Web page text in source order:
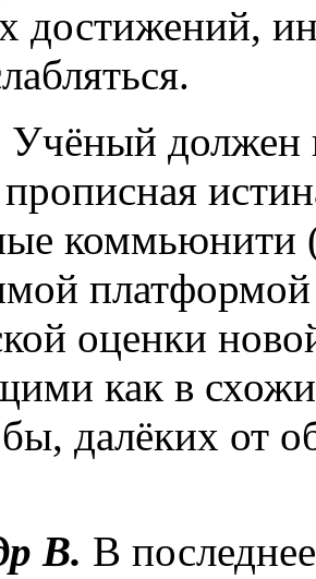
достижений,
Учёный должен
коммьюнити
оценки
как в
бы, далёких от
В. В